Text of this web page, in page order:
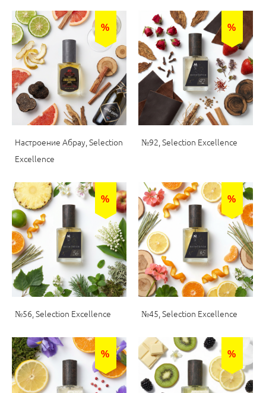
%
Настроение Абрау, Selection
Excellence
%
№92, Selection Excellence
%
№56, Selection Excellence
%
№45, Selection Excellence
% %